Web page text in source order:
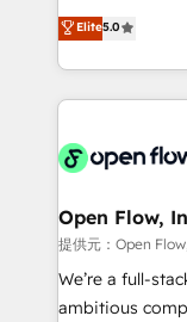
Mindedness, and Clarity. We are
collective good
things are
integration
and enterprise customers. We
service and
most effective
integrated
and Amsterdam. Elixir is a first mover and
when it comes
acumen,
Elite5.0
Open Flow,
提供元：Open
We’re a full-
ambitious